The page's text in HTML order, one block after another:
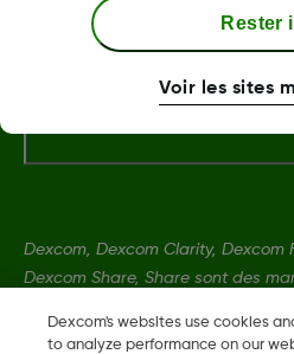
Dexcom, Dexcom Clarity, Dexcom
Dexcom Share, Share sont des
d'autres pays.
Dexcom's websites use cookies
to analyze performance on our
Rester
Voir les sites